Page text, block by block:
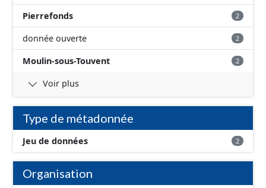
Pierrefonds 2
donnée ouverte 2
Moulin-sous-Touvent 2
Voir plus
Type de métadonnée
Jeu de données 2
Organisation